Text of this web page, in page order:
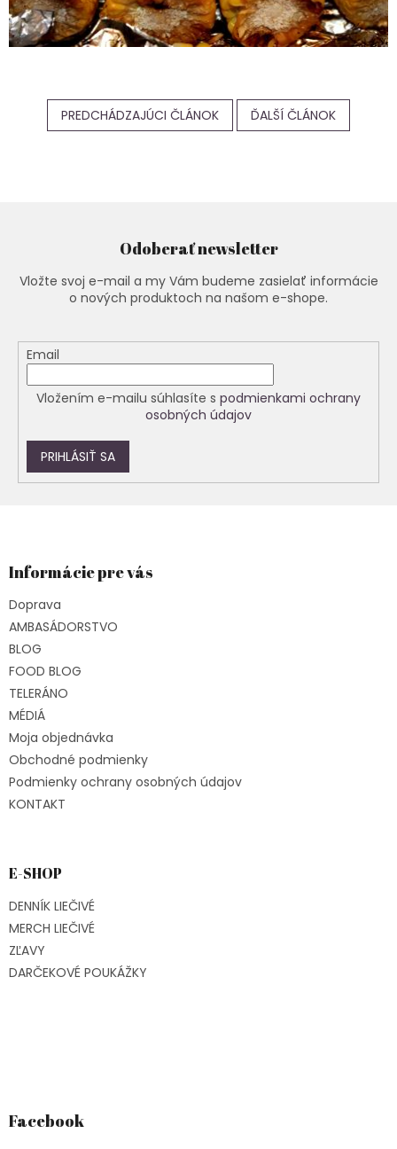
PREDCHÁDZAJÚCI ČLÁNOK ĎALŠÍ ČLÁNOK
Odoberať newsletter
Vložte svoj e-mail a my Vám budeme zasielať informácie
o nových produktoch na našom e-shope.
Email
Vložením e-mailu súhlasíte s podmienkami ochrany
osobných údajov
PRIHLÁSIŤ SA
äInformácie pre vás
Doprava
AMBASÁDORSTVO
BLOG
FOOD BLOG
TELERÁNO
MÉDIÁ
Moja objednávka
Obchodné podmienky
Podmienky ochrany osobných údajov
KONTAKT
E-SHOP
DENNÍK LIEČIVÉ
MERCH LIEČIVÉ
ZĽAVY
DARČEKOVÉ POUKÁŽKY
Facebook